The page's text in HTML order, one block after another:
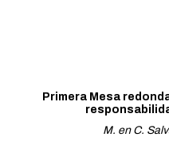
Primera Mesa
M. en C.